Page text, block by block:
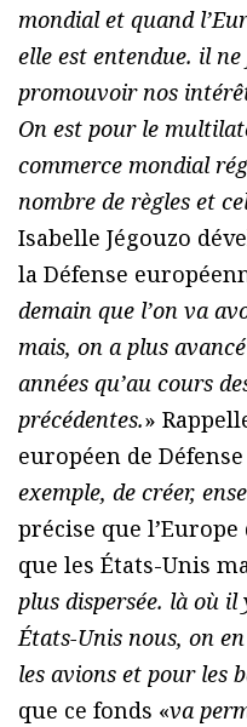
mondial et quand
elle est entendue. il
promouvoir nos
On est pour le
commerce mondial
nombre de règles et
Isabelle Jégouzo
la Défense
demain que l’on va
mais, on a plus
années qu’au cours
précédentes.»
européen de Défense
exemple, de créer,
précise que
que les États-Unis
plus dispersée. là où
États-Unis nous, on
les avions et pour les
que ce fonds «va